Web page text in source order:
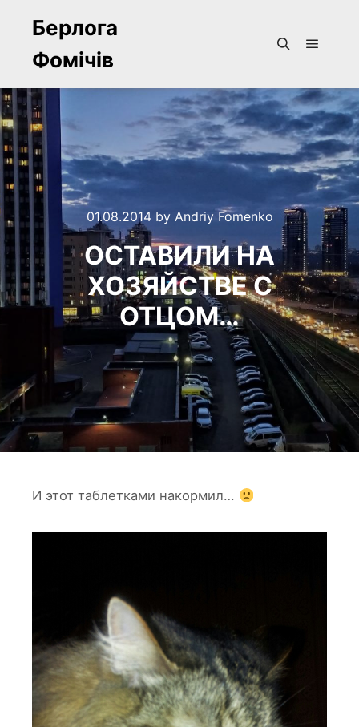
Берлога
Фомічів
01.08.2014by Andriy Fomenko
ОСТАВИЛИ НА
ХОЗЯЙСТВЕ С
ОТЦОМ…
И этот таблетками накормил…